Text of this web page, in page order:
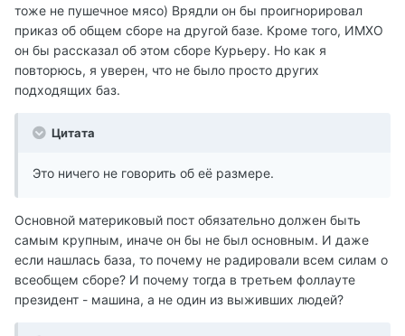
тоже не пушечное мясо) Врядли он бы проигнорировал
приказ об общем сборе на другой базе. Кроме того, ИМХО
он бы рассказал об этом сборе Курьеру. Но как я
повторюсь, я уверен, что не было просто других
подходящих баз.
Цитата
Это ничего не говорить об её размере.
Основной материковый пост обязательно должен быть
самым крупным, иначе он бы не был основным. И даже
если нашлась база, то почему не радировали всем силам о
всеобщем сборе? И почему тогда в третьем фоллауте
президент - машина, а не один из выживших людей?